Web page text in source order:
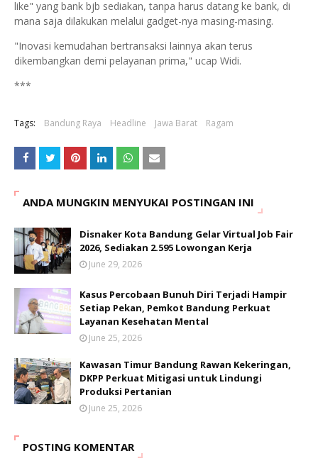
like" yang bank bjb sediakan, tanpa harus datang ke bank, di
mana saja dilakukan melalui gadget-nya masing-masing.
"Inovasi kemudahan bertransaksi lainnya akan terus
dikembangkan demi pelayanan prima," ucap Widi.
***
Tags: Bandung Raya Headline Jawa Barat Ragam
ANDA MUNGKIN MENYUKAI POSTINGAN INI
Disnaker Kota Bandung Gelar Virtual Job Fair
2026, Sediakan 2.595 Lowongan Kerja
June 29, 2026
Kasus Percobaan Bunuh Diri Terjadi Hampir
Setiap Pekan, Pemkot Bandung Perkuat
Layanan Kesehatan Mental
June 25, 2026
Kawasan Timur Bandung Rawan Kekeringan,
DKPP Perkuat Mitigasi untuk Lindungi
Produksi Pertanian
June 25, 2026
POSTING KOMENTAR